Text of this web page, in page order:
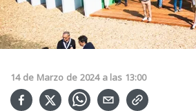
14 de Marzo de 2024 a las 13:00